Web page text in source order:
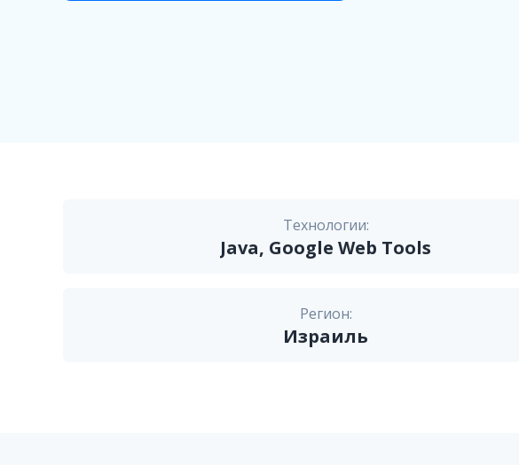
Технологии:
Java, Google Web Tools
Регион:
Израиль